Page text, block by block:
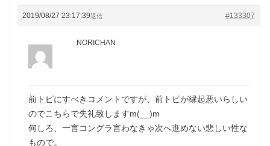
2019/08/27 23:17:39 #133307
返信
NORICHAN
前トピにすべきコメントですが、前トピが縁起悪いらしい
のでこちらで失礼致しますm(__)m
何しろ、一言コングラ言わなきゃ次へ進めない悲しい性な
もので。